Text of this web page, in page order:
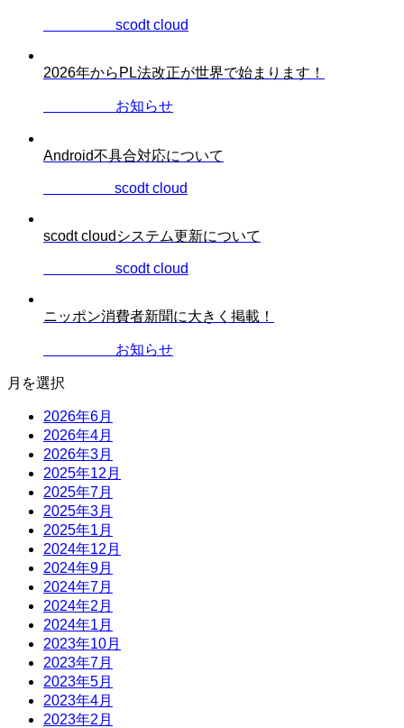
scodt cloud
2026年からPL法改正が世界で始まります！
お知らせ
Android不具合対応について
scodt cloud
scodt cloudシステム更新について
scodt cloud
ニッポン消費者新聞に大きく掲載！
お知らせ
月を選択
2026年6月
2026年4月
2026年3月
2025年12月
2025年7月
2025年3月
2025年1月
2024年12月
2024年9月
2024年7月
2024年2月
2024年1月
2023年10月
2023年7月
2023年5月
2023年4月
2023年2月